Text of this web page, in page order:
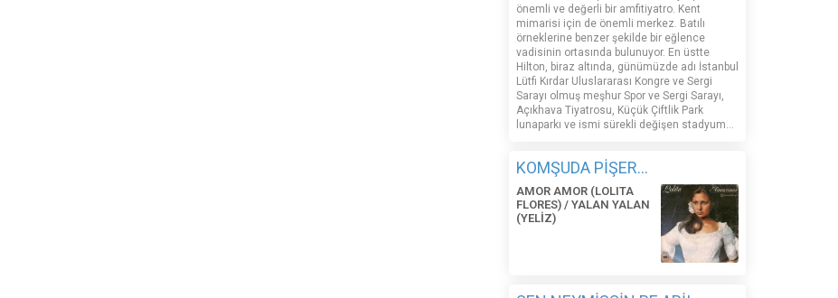
önemli ve değerli bir amfitiyatro. Kent
mimarisi için de önemli merkez. Batılı
örneklerine benzer şekilde bir eğlence
vadisinin ortasında bulunuyor. En üstte
Hilton, biraz altında, günümüzde adı İstanbul
Lütfi Kırdar Uluslararası Kongre ve Sergi
Sarayı olmuş meşhur Spor ve Sergi Sarayı,
Açıkhava Tiyatrosu, Küçük Çiftlik Park
lunaparkı ve ismi sürekli değişen stadyum…
KOMŞUDA PİŞER...
AMOR AMOR (LOLITA
FLORES) / YALAN YALAN
(YELİZ)